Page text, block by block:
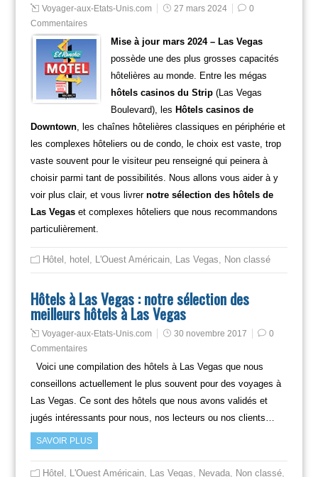
Voyager-aux-Etats-Unis.com 27 mars 2024
0
Commentaires
Mise à jour mars 2024 – Las Vegas
possède une des plus grosses capacités
hôtelières au monde. Entre les mégas
hôtels casinos du Strip(Las Vegas
Boulevard), les Hôtels casinos de
Downtown, les chaînes hôtelières classiques en périphérie et
les complexes hôteliers ou de condo, le choix est vaste, trop
vaste souvent pour le visiteur peu renseigné qui peinera à
choisir parmi tant de possibilités. Nous allons vous aider à y
voir plus clair, et vous livrer notre sélection des hôtels de
Las Vegaset complexes hôteliers que nous recommandons
particulièrement.
Hôtel hotel L'Ouest Américain, Las Vegas Non classé
Hôtels à Las Vegas : notre sélection des
meilleurs hôtels à Las Vegas
Voyager-aux-Etats-Unis.com 30 novembre 2017
0
Commentaires
Voici une compilation des hôtels à Las Vegas que nous
conseillons actuellement le plus souvent pour des voyages à
Las Vegas. Ce sont des hôtels que nous avons validés et
jugés intéressants pour nous, nos lecteurs ou nos clients…
SAVOIR PLUS
Hôtel L'Ouest Américain, Las Vegas Nevada, Non classé,